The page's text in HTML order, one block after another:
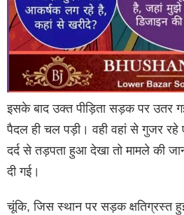
इसके बाद उक्त पीड़िता सड़क पर उतर
पैदल ही चल पड़ी। वही वहां से गुजर रहे
दर्द से तड़पता हुआ देखा तो मामले की
दी गई।
चूंकि, जिस स्थान पर सड़क क्षतिग्रस्त